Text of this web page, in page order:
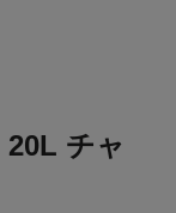
チャ